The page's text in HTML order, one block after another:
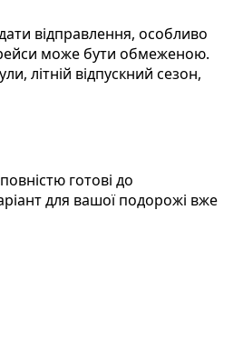
відправлення, особливо
рейси може бути обмеженою.
літній відпускний сезон,
готові до
для вашої подорожі вже